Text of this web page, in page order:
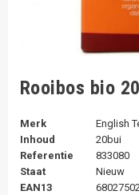
Rooibos bio
Merk
English
Inhoud
20bui
Referentie
833080
Staat
Nieuw
EAN13